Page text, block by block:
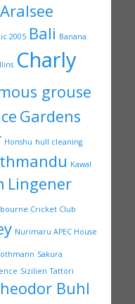
Aralsee
2005 Bali Banana
Charly
grouse
Gardens
Honshu hull cleaning
Kawal
Lingener
Cricket Club
Nurimaru APEC House
Sakura
Sizilien Tattori
Buhl